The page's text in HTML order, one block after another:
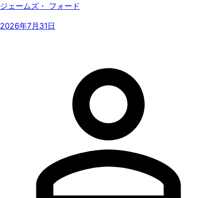
ジェームズ・ フォード
2026年7月31日